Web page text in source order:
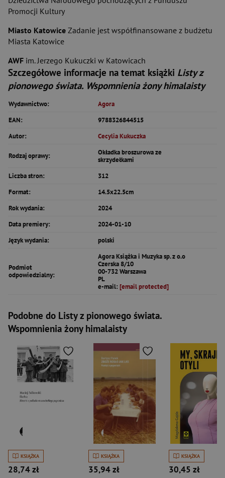
Promocji Kultury
Miasto Katowice Zadanie jest współfinansowane z budżetu
Miasta Katowice
AWF im. Jerzego Kukuczki w Katowicach
Szczegółowe informacje na temat książki Listy z
pionowego świata. Wspomnienia żony himalaisty
Wydawnictwo:
Agora
EAN:
9788326844515
Autor:
Cecylia Kukuczka
Rodzaj oprawy:
Okładka broszurowa ze
skrzydełkami
Liczba stron:
312
Format:
14.5x22.5cm
Rok wydania:
2024
Data premiery:
2024-01-10
Język wydania:
polski
Podmiot
odpowiedzialny:
Agora Książka i Muzyka sp. z o.o
Czerska 8/10
00-732 Warszawa
PL
e-mail: [email protected]
Podobne do Listy z pionowego świata.
Wspomnienia żony himalaisty
KSIĄŻKA
28,74 zł
KSIĄŻKA
35,94 zł
KSIĄŻKA
30,45 zł